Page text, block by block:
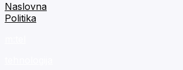
Naslovna
Politika